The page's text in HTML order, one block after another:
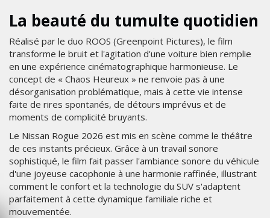
La beauté du tumulte quotidien
Réalisé par le duo ROOS (Greenpoint Pictures), le film
transforme le bruit et l'agitation d'une voiture bien remplie
en une expérience cinématographique harmonieuse. Le
concept de « Chaos Heureux » ne renvoie pas à une
désorganisation problématique, mais à cette vie intense
faite de rires spontanés, de détours imprévus et de
moments de complicité bruyants.
Le Nissan Rogue 2026 est mis en scène comme le théâtre
de ces instants précieux. Grâce à un travail sonore
sophistiqué, le film fait passer l'ambiance sonore du véhicule
d'une joyeuse cacophonie à une harmonie raffinée, illustrant
comment le confort et la technologie du SUV s'adaptent
parfaitement à cette dynamique familiale riche et
mouvementée.